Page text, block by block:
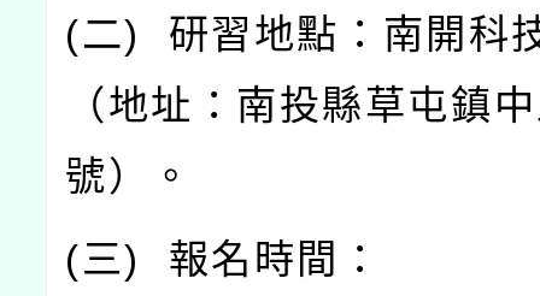
(二) 研習地點：南開科
（地址：南投縣草屯鎮
號）。
(三) 報名時間：